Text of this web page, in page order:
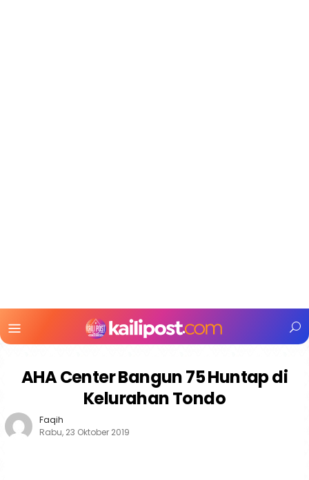
Mobile
AHA Center Bangun 75 Huntap di
Kelurahan Tondo
Faqih
Rabu, 23 Oktober 2019